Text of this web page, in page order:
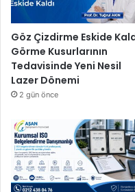
Göz Çizdirme Eskide
Görme Kusurlarının
Tedavisinde Yeni Nesil
Lazer Dönemi
2 gün önce